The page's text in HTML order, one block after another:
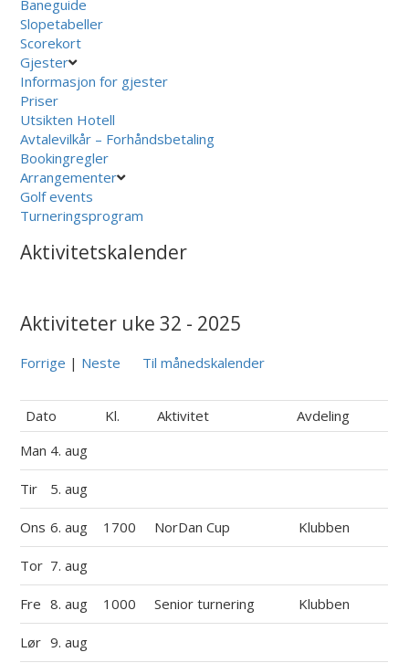
Baneguide
Slopetabeller
Scorekort
Gjester
Informasjon for gjester
Priser
Utsikten Hotell
Avtalevilkår – Forhåndsbetaling
Bookingregler
Arrangementer
Golf events
Turneringsprogram
Aktivitetskalender
Aktiviteter uke 32 - 2025
Forrige | Neste Til månedskalender
Dato Kl. Aktivitet
Avdeling
Man 4. aug
Tir 5. aug
Ons 6. aug 1700 NorDan Cup Klubben
Tor 7. aug
Fre 8. aug 1000 Senior turnering Klubben
Lør 9. aug